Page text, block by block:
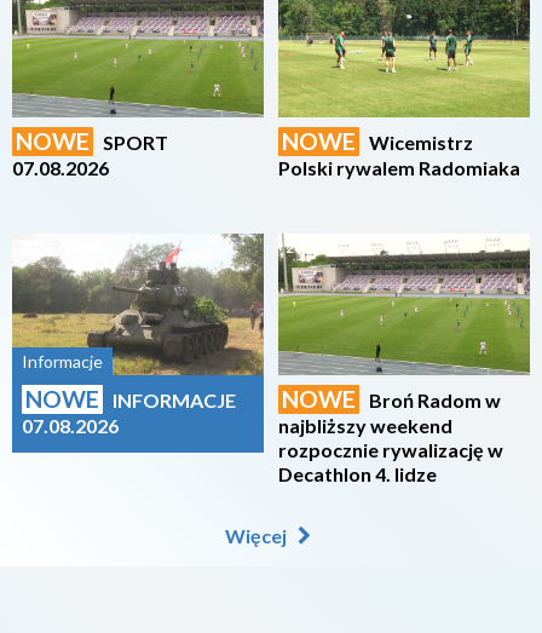
NOWE
SPORT
07.08.2026
Informacje
NOWE
INFORMACJE
07.08.2026
NOWE
Wicemistrz
Polski rywalem Radomiaka
2026-08-07
NOWE
Broń Radom w
najbliższy weekend
rozpocznie rywalizację w
Decathlon 4. lidze
Więcej